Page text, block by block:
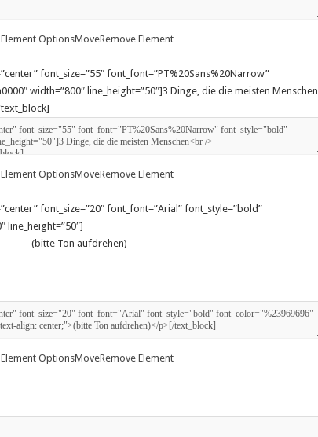
OptionsMoveRemove Element
font_size=”55″ font_font=”PT%20Sans%20Narrow”
width=”800″ line_height=”50″]3 Dinge, die die meisten Menschen
OptionsMoveRemove Element
font_size=”20″ font_font=”Arial” font_style=”bold”
line_height=”50″]
(bitte Ton aufdrehen)
OptionsMoveRemove Element